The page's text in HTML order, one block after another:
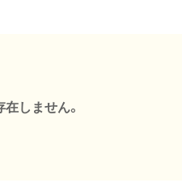
しません。